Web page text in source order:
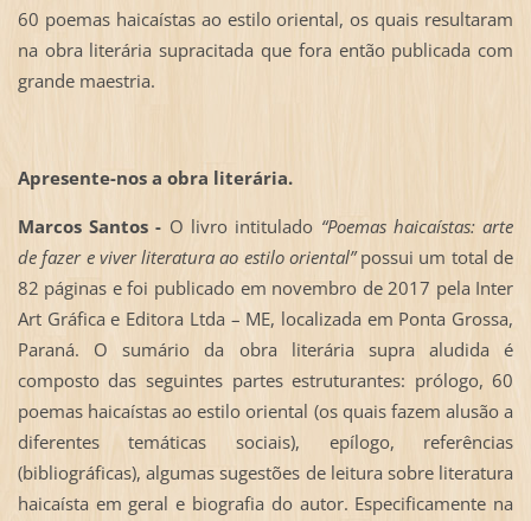
60 poemas haicaístas ao estilo oriental, os quais resultaram
na obra literária supracitada que fora então publicada com
grande maestria.
Apresente-nos a obra literária.
Marcos Santos - O livro intitulado “Poemas haicaístas: arte
de fazer e viver literatura ao estilo oriental”possui um total de
82 páginas e foi publicado em novembro de 2017 pela Inter
Art Gráfica e Editora Ltda – ME, localizada em Ponta Grossa,
Paraná. O sumário da obra literária supra aludida é
composto das seguintes partes estruturantes: prólogo, 60
poemas haicaístas ao estilo oriental (os quais fazem alusão a
diferentes temáticas sociais), epílogo, referências
(bibliográficas), algumas sugestões de leitura sobre literatura
haicaísta em geral e biografia do autor. Especificamente na